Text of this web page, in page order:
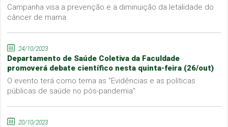
Campanha visa a prevenção e a diminuição da letalidade do
câncer de mama
24/10/2023
Departamento de Saúde Coletiva da Faculdade
promoverá debate científico nesta quinta-feira (26/out)
O evento terá como tema as "Evidências e as políticas
públicas de saúde no pós-pandemia"
20/10/2023